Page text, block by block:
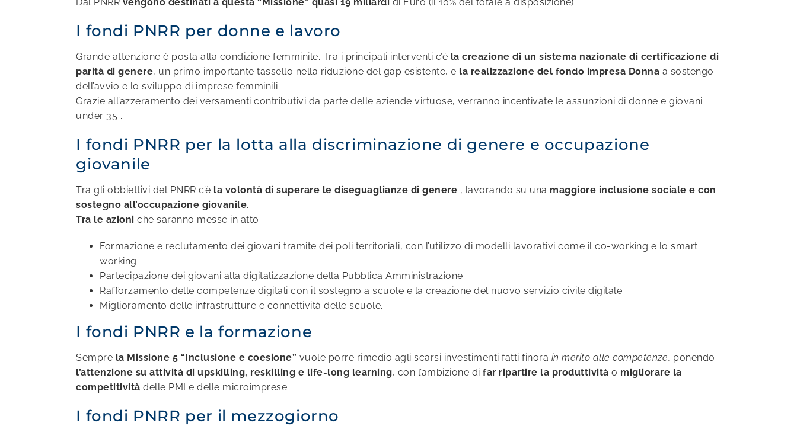
Dal PNRR vengono destinati a questa “Missione” quasi 19 miliardi di Euro (il 10% del totale a disposizione).
I fondi PNRR per donne e lavoro
Grande attenzione è posta alla condizione femminile. Tra i principali interventi c’è la creazione di un sistema nazionale di certificazione di
parità di genere, un primo importante tassello nella riduzione del gap esistente, e la realizzazione del fondo impresa Donna a sostengo
dell’avvio e lo sviluppo di imprese femminili.
Grazie all’azzeramento dei versamenti contributivi da parte delle aziende virtuose, verranno incentivate le assunzioni di donne e giovani
under 35 .
I fondi PNRR per la lotta alla discriminazione di genere e occupazione
giovanile
Tra gli obbiettivi del PNRR c’è la volontà di superare le diseguaglianze di genere , lavorando su una maggiore inclusione sociale e con
sostegno all’occupazione giovanile.
Tra le azioni che saranno messe in atto:
Formazione e reclutamento dei giovani tramite dei poli territoriali, con l’utilizzo di modelli lavorativi come il co-working e lo smart
working.
Partecipazione dei giovani alla digitalizzazione della Pubblica Amministrazione.
Rafforzamento delle competenze digitali con il sostegno a scuole e la creazione del nuovo servizio civile digitale.
Miglioramento delle infrastrutture e connettività delle scuole.
I fondi PNRR e la formazione
Sempre la Missione 5 “Inclusione e coesione” vuole porre rimedio agli scarsi investimenti fatti finora in merito alle competenze, ponendo
l’attenzione su attività di upskilling, reskilling e life-long learning, con l’ambizione difar ripartire la produttività o migliorare la
competitività delle PMI e delle microimprese.
I fondi PNRR per il mezzogiorno